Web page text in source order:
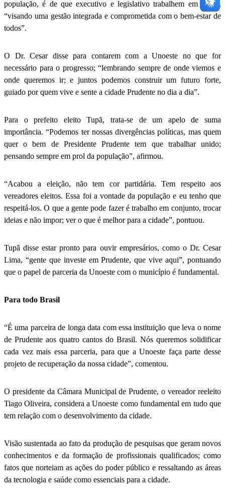
população, é de que executivo e legislativo trabalhem em união,
“visando uma gestão integrada e comprometida com o bem-estar de
todos”.
O Dr. Cesar disse para contarem com a Unoeste no que for
necessário para o progresso; “lembrando sempre de onde viemos e
onde queremos ir; e juntos podemos construir um futuro forte,
guiado por quem vive e sente a cidade Prudente no dia a dia”.
Para o prefeito eleito Tupã, trata-se de um apelo de suma
importância. “Podemos ter nossas divergências políticas, mas quem
quer o bem de Presidente Prudente tem que trabalhar unido;
pensando sempre em prol da população”, afirmou.
“Acabou a eleição, não tem cor partidária. Tem respeito aos
vereadores eleitos. Essa foi a vontade da população e eu tenho que
respeitá-los. O que a gente pode fazer é trabalho em conjunto, trocar
ideias e não impor; ver o que é melhor para a cidade”, pontuou.
Tupã disse estar pronto para ouvir empresários, como o Dr. Cesar
Lima, “gente que investe em Prudente, que vive aqui”, pontuando
que o papel de parceria da Unoeste com o município é fundamental.
Para todo Brasil
“É uma parceira de longa data com essa instituição que leva o nome
de Prudente aos quatro cantos do Brasil. Nós queremos solidificar
cada vez mais essa parceria, para que a Unoeste faça parte desse
projeto de recuperação da nossa cidade”, comentou.
O presidente da Câmara Municipal de Prudente, o vereador reeleito
Tiago Oliveira, considera a Unoeste como fundamental em tudo que
tem relação com o desenvolvimento da cidade.
Visão sustentada ao fato da produção de pesquisas que geram novos
conhecimentos e da formação de profissionais qualificados; como
fatos que norteiam as ações do poder público e ressaltando as áreas
da tecnologia e saúde como essenciais para a cidade.